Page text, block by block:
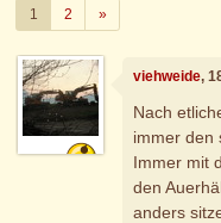
1 2 »Weiter
viehweide,
Nach
immer den
Immer mit
den
anders